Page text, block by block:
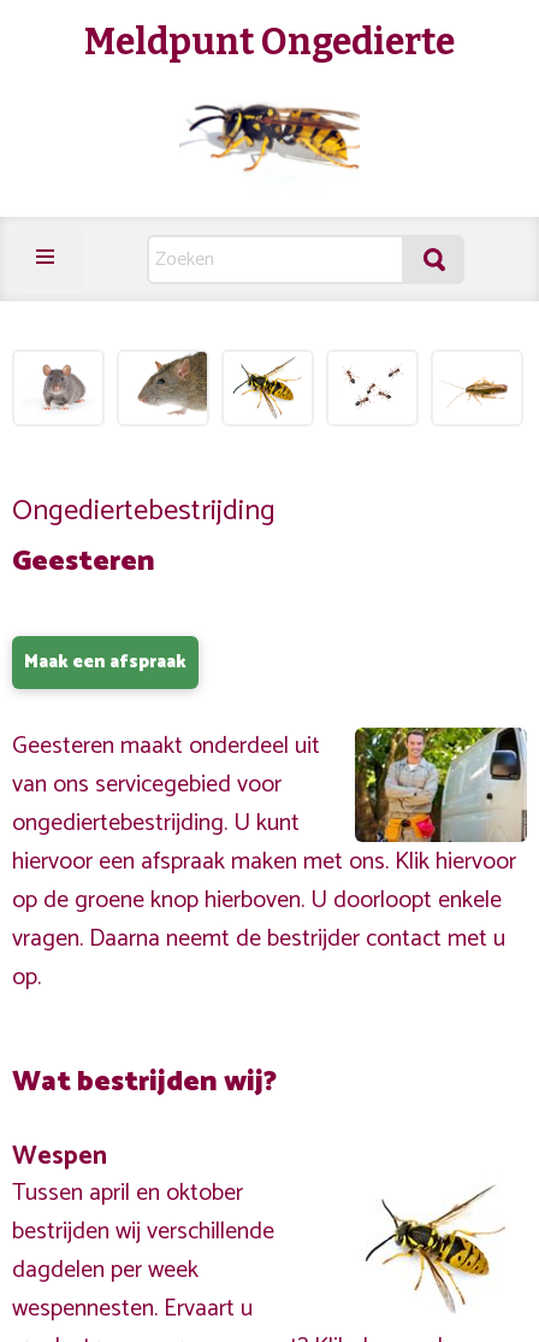
Meldpunt Ongedierte
Ongediertebestrijding
Geesteren
Maak een afspraak
Geesteren maakt onderdeel uit
van ons servicegebied voor
ongediertebestrijding. U kunt
hiervoor een afspraak maken met ons. Klik hiervoor
op de groene knop hierboven. U doorloopt enkele
vragen. Daarna neemt de bestrijder contact met u
op.
Wat bestrijden wij?
Wespen
Tussen april en oktober
bestrijden wij verschillende
dagdelen per week
wespennesten. Ervaart u